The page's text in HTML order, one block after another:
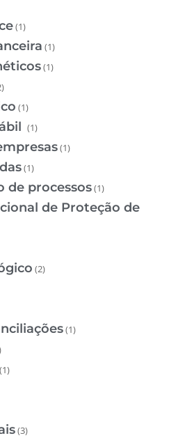
(1)
(1)
(1)
(1)
(1)
(1)
(1)
de processos(1)
de Proteção de
(2)
(1)
(1)
(3)